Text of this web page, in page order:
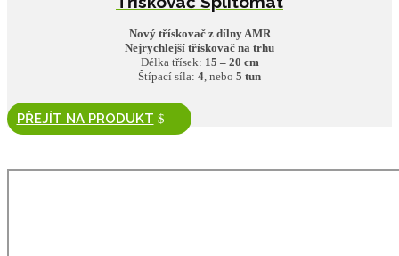
Nový třískovač z dílny AMR
Nejrychlejší třískovač na trhu
Délka třísek: 15 – 20 cm
Štípací síla: 4, nebo 5 tun
PŘEJÍT NA PRODUKT